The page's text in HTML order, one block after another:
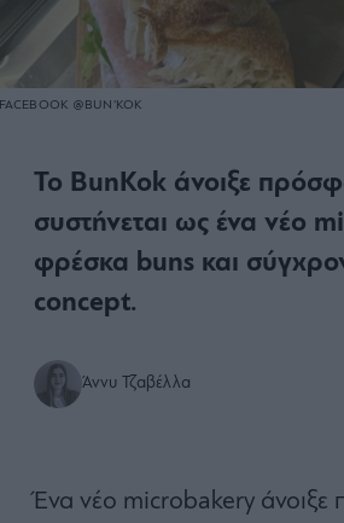
FACEBOOK @BUN’KOK
Το BunKok άνοιξε
συστήνεται ως ένα νέο
φρέσκα buns και
concept.
Άννυ Τζαβέλλα
Ένα νέο microbakery άνοιξε